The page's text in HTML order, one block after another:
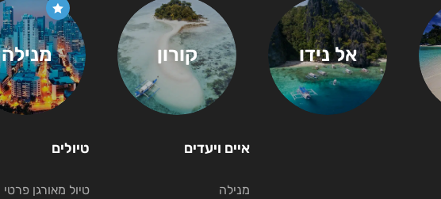
אל נידו קורון מנילה
איים ויעדים
מנילה
טיולים
טיול מאורגן פרטי